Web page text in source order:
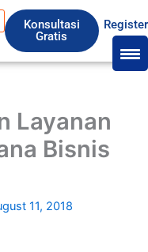
Konsultasi
Gratis
Register
Layanan
Bisnis
11, 2018